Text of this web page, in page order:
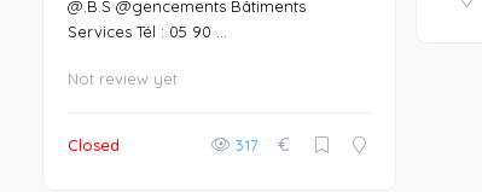
@.B.S @gencements Bâtiments
Services Tél : 05 90 ...
Not review yet
Closed 317 €